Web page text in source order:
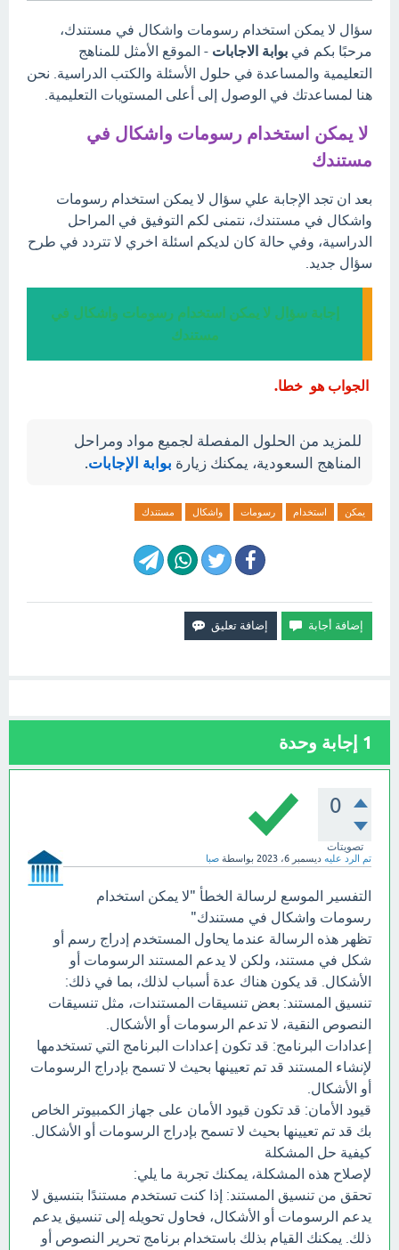
سؤال لا يمكن استخدام رسومات واشكال في مستندك،
مرحبًا بكم في بوابة الاجابات - الموقع الأمثل للمناهج
التعليمية والمساعدة في حلول الأسئلة والكتب الدراسية. نحن
هنا لمساعدتك في الوصول إلى أعلى المستويات التعليمية.
لا يمكن استخدام رسومات واشكال في
مستندك
بعد ان تجد الإجابة علي سؤال لا يمكن استخدام رسومات
واشكال في مستندك، نتمنى لكم التوفيق في المراحل
الدراسية، وفي حالة كان لديكم اسئلة اخري لا تتردد في طرح
سؤال جديد.
إجابة سؤال لا يمكن استخدام رسومات واشكال في
مستندك
الجواب هو خطا.
للمزيد من الحلول المفصلة لجميع مواد ومراحل
المناهج السعودية، يمكنك زيارة بوابة الإجابات.
يمكن استخدام رسومات واشكال مستندك
1 إجابة وحدة
0
تصويتات
تم الرد عليه ديسمبر 6، 2023 بواسطة صبا
التفسير الموسع لرسالة الخطأ "لا يمكن استخدام
رسومات واشكال في مستندك"
تظهر هذه الرسالة عندما يحاول المستخدم إدراج رسم أو
شكل في مستند، ولكن لا يدعم المستند الرسومات أو
الأشكال. قد يكون هناك عدة أسباب لذلك، بما في ذلك:
تنسيق المستند: بعض تنسيقات المستندات، مثل تنسيقات
النصوص النقية، لا تدعم الرسومات أو الأشكال.
إعدادات البرنامج: قد تكون إعدادات البرنامج التي تستخدمها
لإنشاء المستند قد تم تعيينها بحيث لا تسمح بإدراج الرسومات
أو الأشكال.
قيود الأمان: قد تكون قيود الأمان على جهاز الكمبيوتر الخاص
بك قد تم تعيينها بحيث لا تسمح بإدراج الرسومات أو الأشكال.
كيفية حل المشكلة
لإصلاح هذه المشكلة، يمكنك تجربة ما يلي:
تحقق من تنسيق المستند: إذا كنت تستخدم مستندًا بتنسيق لا
يدعم الرسومات أو الأشكال، فحاول تحويله إلى تنسيق يدعم
ذلك. يمكنك القيام بذلك باستخدام برنامج تحرير النصوص أو